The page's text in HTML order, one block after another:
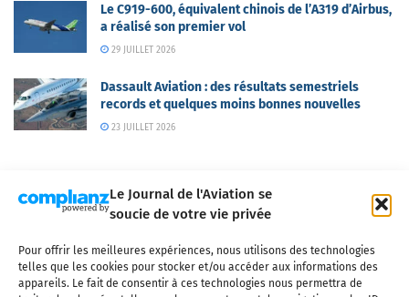
Le Journal de l'Aviation se
soucie de votre vie privée
Pour offrir les meilleures expériences, nous utilisons des technologies
telles que les cookies pour stocker et/ou accéder aux informations des
appareils. Le fait de consentir à ces technologies nous permettra de
Le C919-600, équivalent chinois de l’A319 d’Airbus,
a réalisé son premier vol
29 JUILLET 2026
Dassault Aviation : des résultats semestriels
records et quelques moins bonnes nouvelles
23 JUILLET 2026
Qui sommes-nous ? Nous contacter
Partenaires
Mentions légales
CGV Politique de confidentialité Cookies